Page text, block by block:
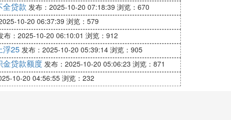
关法律法规及可能面临的法律后果。
款资格。同时，买卖双方应在购房合同中明
决方案，并考虑采取法律途径解决争议。同
全贷款 发布：2025-10-20 07:18:39 浏览：670
10-20 06:37:39 浏览：579
布：2025-10-20 06:10:01 浏览：912
浮25 发布：2025-10-20 05:39:14 浏览：905
金贷款额度 发布：2025-10-20 05:06:23 浏览：871
10-20 04:56:55 浏览：232